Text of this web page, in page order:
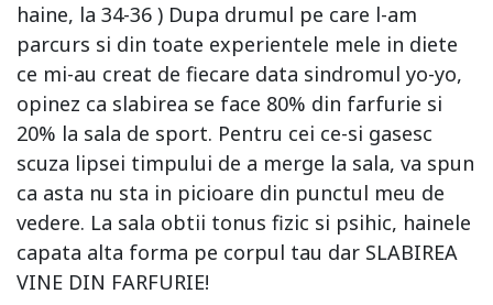
haine, la 34-36 ) Dupa drumul pe care l-am
parcurs si din toate experientele mele in diete
ce mi-au creat de fiecare data sindromul yo-yo,
opinez ca slabirea se face 80% din farfurie si
20% la sala de sport. Pentru cei ce-si gasesc
scuza lipsei timpului de a merge la sala, va spun
ca asta nu sta in picioare din punctul meu de
vedere. La sala obtii tonus fizic si psihic, hainele
capata alta forma pe corpul tau dar SLABIREA
VINE DIN FARFURIE!